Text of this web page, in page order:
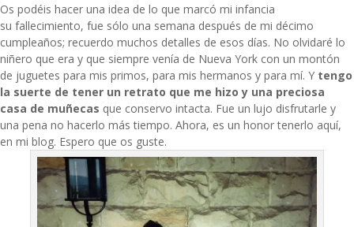
Os podéis hacer una idea de lo que marcó mi infancia
su fallecimiento, fue sólo una semana después de mi décimo
cumpleaños; recuerdo muchos detalles de esos días. No olvidaré lo
niñero que era y que siempre venía de Nueva York con un montón
de juguetes para mis primos, para mis hermanos y para mí. Y tengo
la suerte de tener un retrato que me hizo y una preciosa
casa de muñecas que conservo intacta. Fue un lujo disfrutarle y
una pena no hacerlo más tiempo. Ahora, es un honor tenerlo aquí,
en mi blog. Espero que os guste.